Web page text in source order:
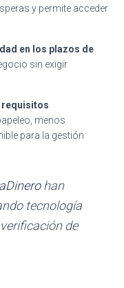
y permite acceder
en los plazos de
sin exigir
requisitos
menos
para la gestión
han
tecnología
de